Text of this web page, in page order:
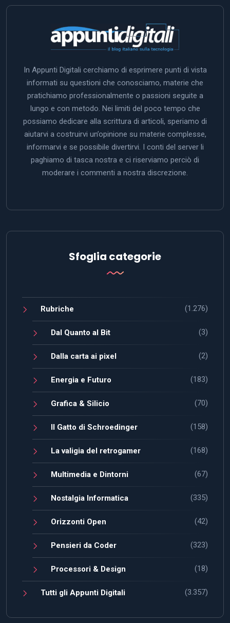
In Appunti Digitali cerchiamo di esprimere punti di vista
informati su questioni che conosciamo, materie che
pratichiamo professionalmente o passioni seguite a
lungo e con metodo. Nei limiti del poco tempo che
possiamo dedicare alla scrittura di articoli, speriamo di
aiutarvi a costruirvi un’opinione su materie complesse,
informarvi e se possibile divertirvi. I conti del server li
paghiamo di tasca nostra e ci riserviamo perciò di
moderare i commenti a nostra discrezione.
Sfoglia categorie
Rubriche (1.276)
Dal Quanto al Bit (3)
Dalla carta ai pixel (2)
Energia e Futuro (183)
Grafica & Silicio (70)
Il Gatto di Schroedinger (158)
La valigia del retrogamer (168)
Multimedia e Dintorni (67)
Nostalgia Informatica (335)
Orizzonti Open (42)
Pensieri da Coder (323)
Processori & Design (18)
Tutti gli Appunti Digitali (3.357)